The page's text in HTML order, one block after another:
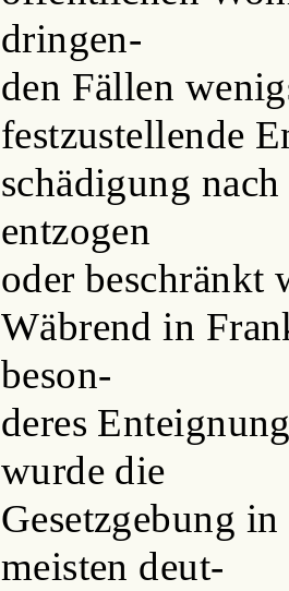
dringen-
den Fällen
festzustellende
schädigung nach
entzogen
oder beschränkt
Wäbrend in
beson-
deres
wurde die
Gesetzgebung
meisten deut-